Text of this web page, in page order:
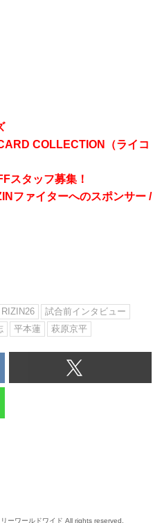
COLLECTION（ライコ
スタッフ募集！
ファイターへのスポンサー /
RIZIN26
試合前インタビュー
平本蓮 萩原京平
ーワールドワイド All rights reserved.